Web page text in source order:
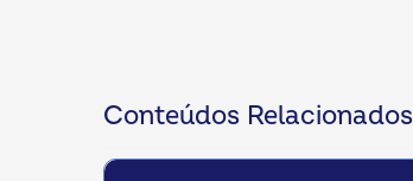
Conteúdos Relacionados